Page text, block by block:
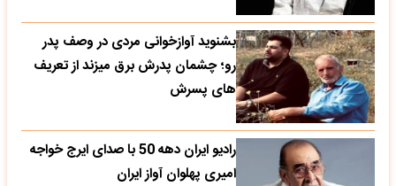
بشنوید آوازخوانی مردی در وصف پدر
رو؛ چشمان پدرش برق میزند از تعریف
های پسرش
رادیو ایران دهه 50 با صدای ایرج خواجه
امیری پهلوان آواز ایران